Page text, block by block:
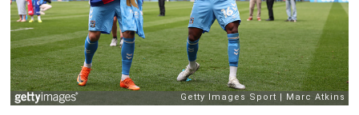
Categories
Главная
Новости футбола
Видео
Трансферы